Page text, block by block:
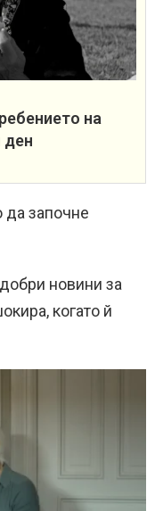
на
ден
започне
новини за
когато й